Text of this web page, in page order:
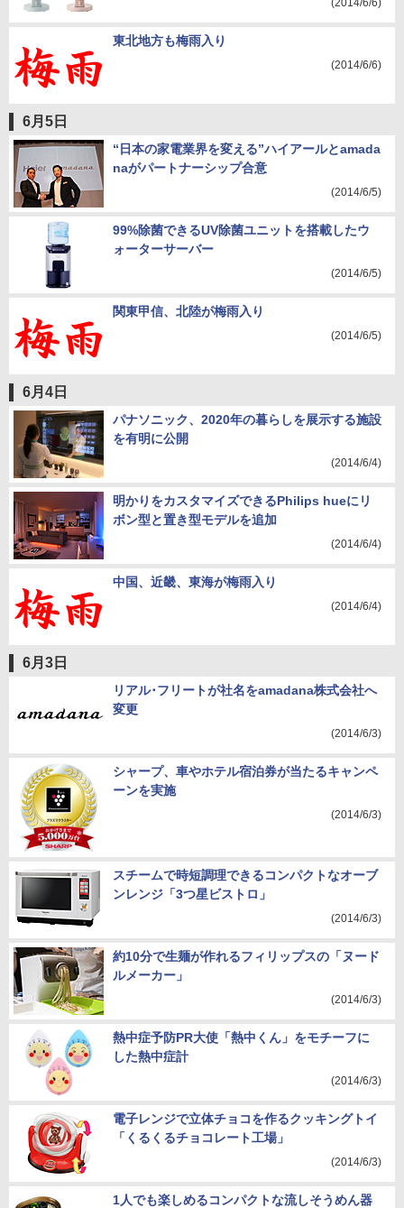
(2014/6/6)
東北地方も梅雨入り
(2014/6/6)
6月5日
“日本の家電業界を変える”ハイアールとamada
naがパートナーシップ合意
(2014/6/5)
99%除菌できるUV除菌ユニットを搭載したウ
ォーターサーバー
(2014/6/5)
関東甲信、北陸が梅雨入り
(2014/6/5)
6月4日
パナソニック、2020年の暮らしを展示する施設
を有明に公開
(2014/6/4)
明かりをカスタマイズできるPhilips hueにリ
ボン型と置き型モデルを追加
(2014/6/4)
中国、近畿、東海が梅雨入り
(2014/6/4)
6月3日
リアル･フリートが社名をamadana株式会社へ
変更
(2014/6/3)
シャープ、車やホテル宿泊券が当たるキャンペ
ーンを実施
(2014/6/3)
スチームで時短調理できるコンパクトなオーブ
ンレンジ「3つ星ビストロ」
(2014/6/3)
約10分で生麺が作れるフィリップスの「ヌード
ルメーカー」
(2014/6/3)
熱中症予防PR大使「熱中くん」をモチーフに
した熱中症計
(2014/6/3)
電子レンジで立体チョコを作るクッキングトイ
「くるくるチョコレート工場」
(2014/6/3)
1人でも楽しめるコンパクトな流しそうめん器